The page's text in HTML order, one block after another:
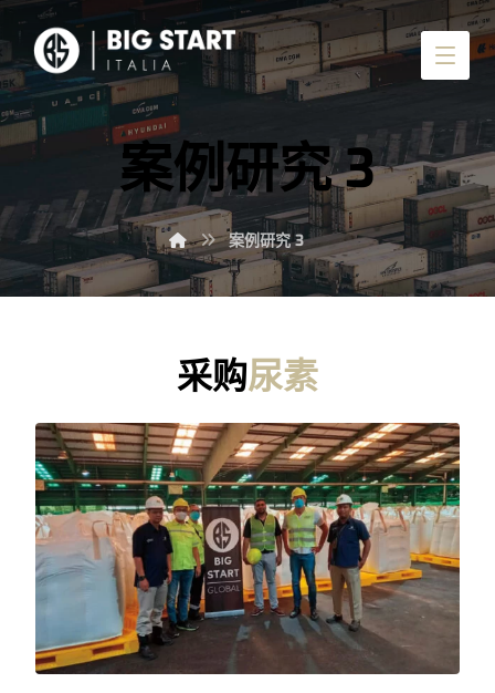
案例研究 3
案例研究 3
采购尿素